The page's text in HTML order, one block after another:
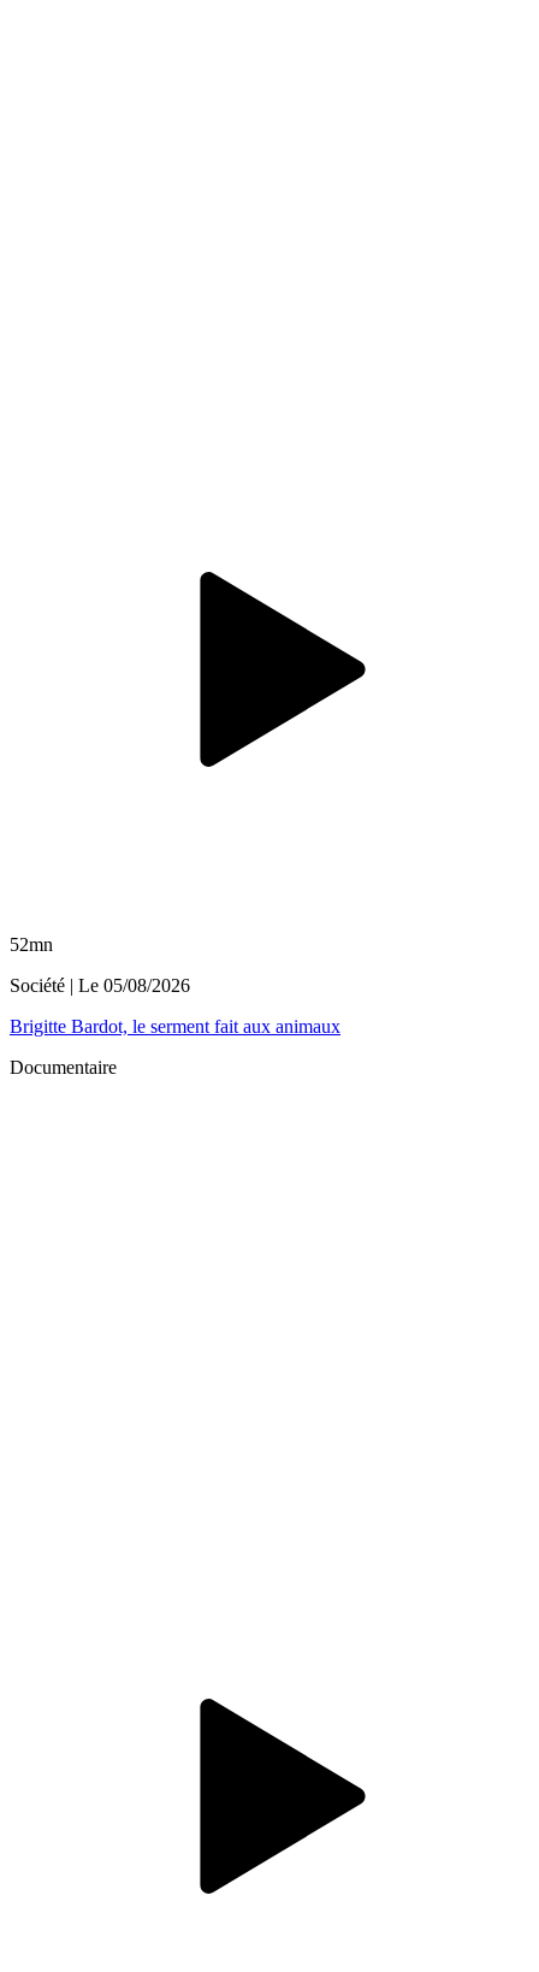
52mn
Société | Le 05/08/2026
Brigitte Bardot, le serment fait aux animaux
Documentaire